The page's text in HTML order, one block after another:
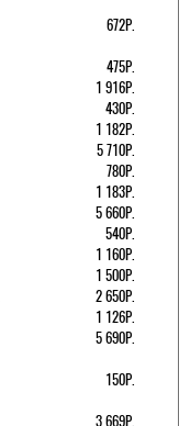
672Р.
475Р.
1 916Р.
430Р.
1 182Р.
5 710Р.
780Р.
1 183Р.
5 660Р.
540Р.
1 160Р.
1 500Р.
2 650Р.
1 126Р.
5 690Р.
150Р.
3 669Р.